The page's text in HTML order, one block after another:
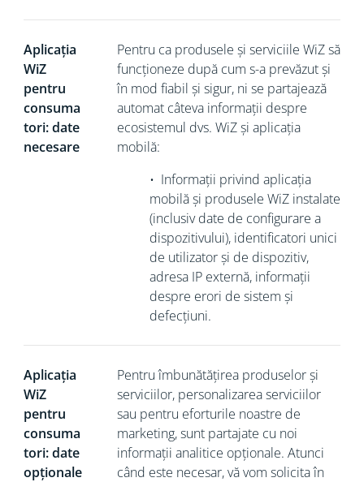
Aplicația
WiZ
pentru
consuma
tori: date
necesare
Pentru ca produsele și serviciile WiZ să
funcționeze după cum s-a prevăzut și
în mod fiabil și sigur, ni se partajează
automat câteva informații despre
ecosistemul dvs. WiZ și aplicația
mobilă:
• Informații privind aplicația
mobilă și produsele WiZ instalate
(inclusiv date de configurare a
dispozitivului), identificatori unici
de utilizator și de dispozitiv,
adresa IP externă, informații
despre erori de sistem și
defecțiuni.
Aplicația
WiZ
pentru
consuma
tori: date
opționale
Pentru îmbunătățirea produselor și
serviciilor, personalizarea serviciilor
sau pentru eforturile noastre de
marketing, sunt partajate cu noi
informații analitice opționale. Atunci
când este necesar, vă vom solicita în